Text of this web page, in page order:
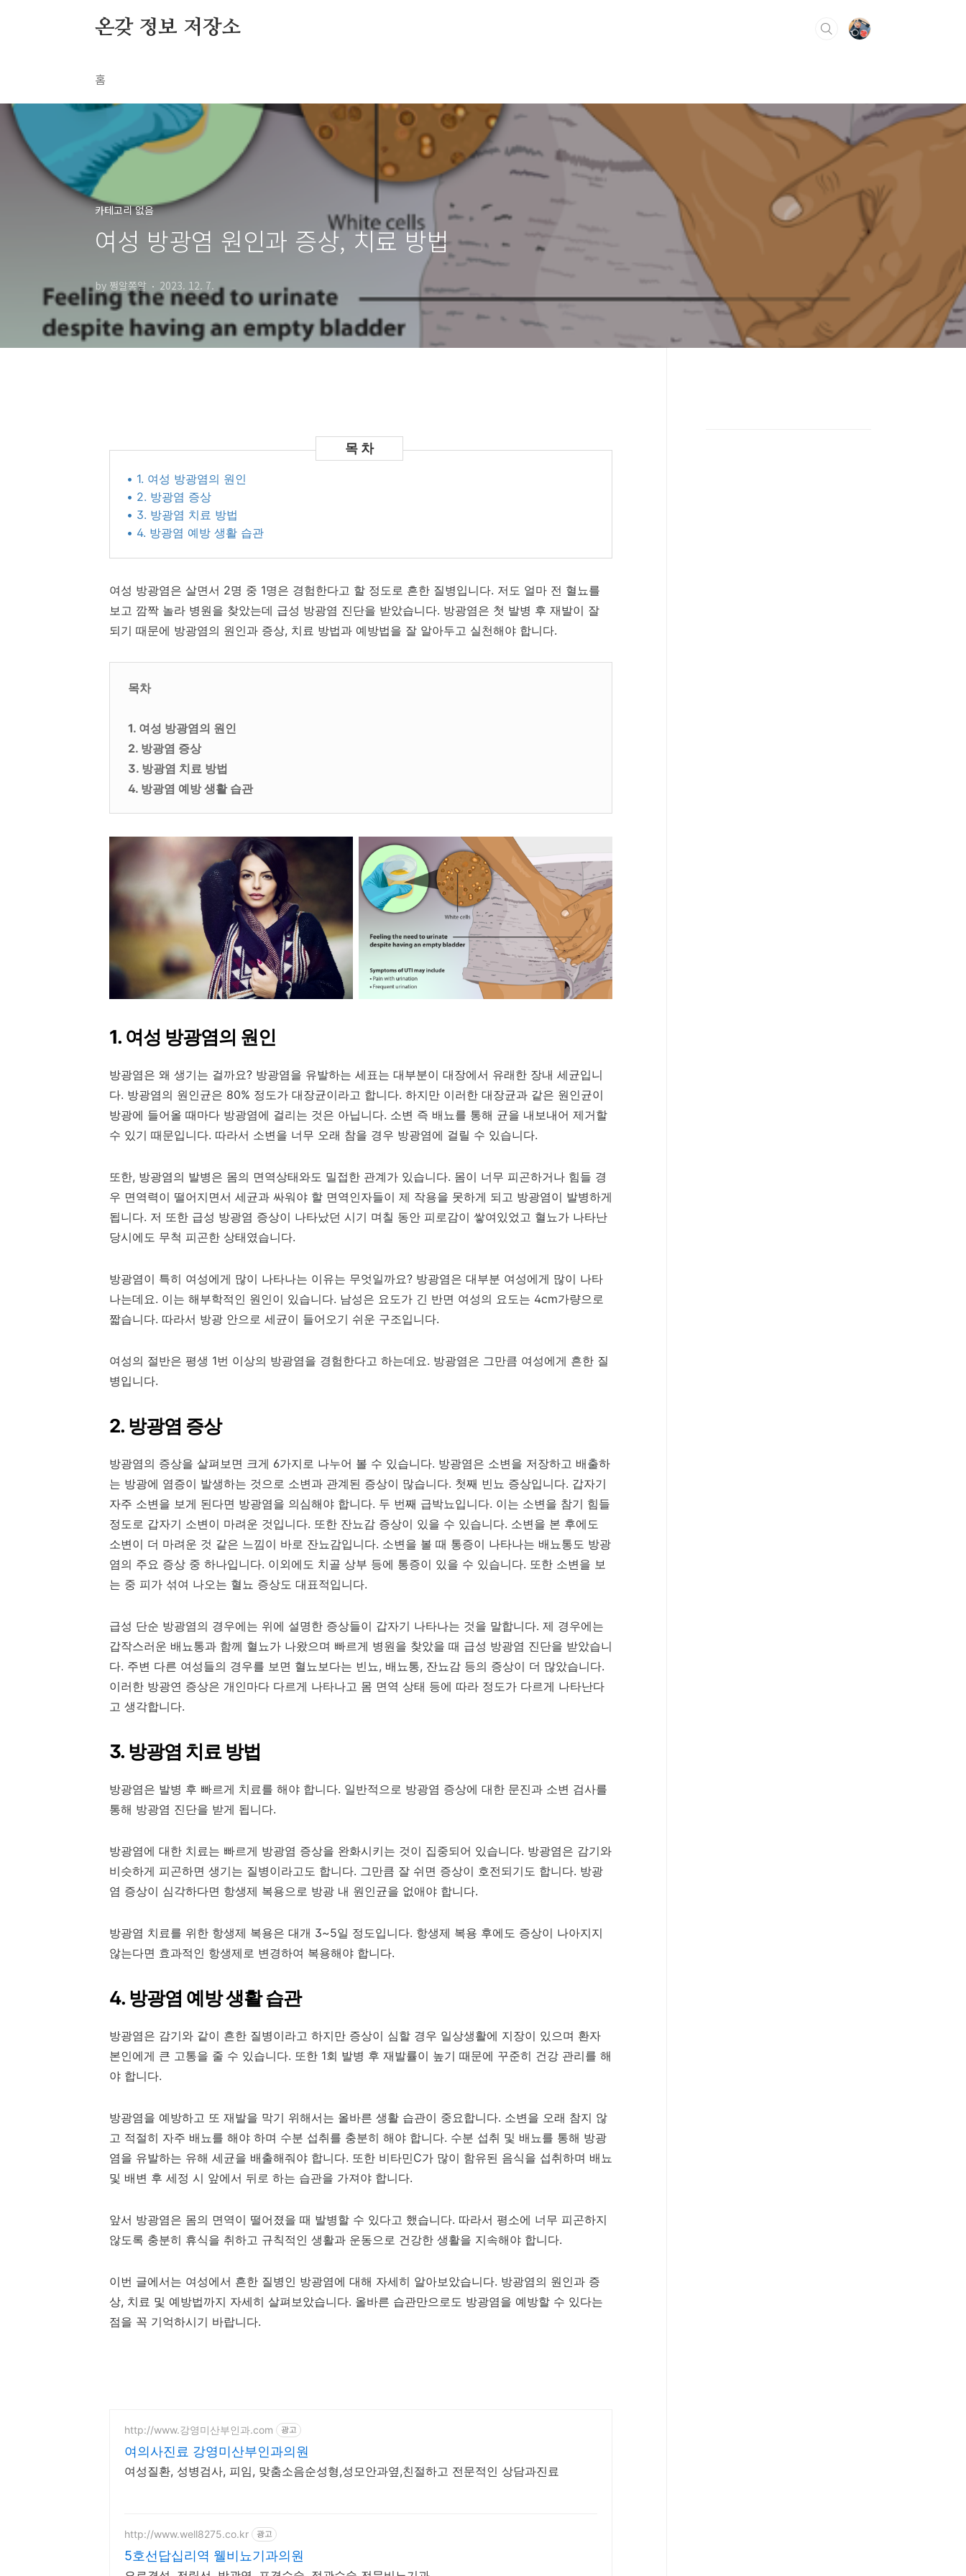
온갖 정보 저장소
홈
카테고리 없음
여성 방광염 원인과 증상, 치료 방법
by 쩡알쫑알 2023. 12. 7.
• 1. 여성 방광염의 원인
• 2. 방광염 증상
• 3. 방광염 치료 방법
• 4. 방광염 예방 생활 습관
여성 방광염은 살면서 2명 중 1명은 경험한다고 할 정도로 흔한 질병입니다. 저도 얼마 전 혈뇨를
보고 깜짝 놀라 병원을 찾았는데 급성 방광염 진단을 받았습니다. 방광염은 첫 발병 후 재발이 잘
되기 때문에 방광염의 원인과 증상, 치료 방법과 예방법을 잘 알아두고 실천해야 합니다.
목차
1. 여성 방광염의 원인
2. 방광염 증상
3. 방광염 치료 방법
4. 방광염 예방 생활 습관
1. 여성 방광염의 원인
방광염은 왜 생기는 걸까요? 방광염을 유발하는 세표는 대부분이 대장에서 유래한 장내 세균입니
다. 방광염의 원인균은 80% 정도가 대장균이라고 합니다. 하지만 이러한 대장균과 같은 원인균이
방광에 들어올 때마다 방광염에 걸리는 것은 아닙니다. 소변 즉 배뇨를 통해 균을 내보내어 제거할
수 있기 때문입니다. 따라서 소변을 너무 오래 참을 경우 방광염에 걸릴 수 있습니다.
또한, 방광염의 발병은 몸의 면역상태와도 밀접한 관계가 있습니다. 몸이 너무 피곤하거나 힘들 경
우 면역력이 떨어지면서 세균과 싸워야 할 면역인자들이 제 작용을 못하게 되고 방광염이 발병하게
됩니다. 저 또한 급성 방광염 증상이 나타났던 시기 며칠 동안 피로감이 쌓여있었고 혈뇨가 나타난
당시에도 무척 피곤한 상태였습니다.
방광염이 특히 여성에게 많이 나타나는 이유는 무엇일까요? 방광염은 대부분 여성에게 많이 나타
나는데요. 이는 해부학적인 원인이 있습니다. 남성은 요도가 긴 반면 여성의 요도는 4cm가량으로
짧습니다. 따라서 방광 안으로 세균이 들어오기 쉬운 구조입니다.
여성의 절반은 평생 1번 이상의 방광염을 경험한다고 하는데요. 방광염은 그만큼 여성에게 흔한 질
병입니다.
2. 방광염 증상
방광염의 증상을 살펴보면 크게 6가지로 나누어 볼 수 있습니다. 방광염은 소변을 저장하고 배출하
는 방광에 염증이 발생하는 것으로 소변과 관계된 증상이 많습니다. 첫째 빈뇨 증상입니다. 갑자기
자주 소변을 보게 된다면 방광염을 의심해야 합니다. 두 번째 급박뇨입니다. 이는 소변을 참기 힘들
정도로 갑자기 소변이 마려운 것입니다. 또한 잔뇨감 증상이 있을 수 있습니다. 소변을 본 후에도
소변이 더 마려운 것 같은 느낌이 바로 잔뇨감입니다. 소변을 볼 때 통증이 나타나는 배뇨통도 방광
염의 주요 증상 중 하나입니다. 이외에도 치골 상부 등에 통증이 있을 수 있습니다. 또한 소변을 보
는 중 피가 섞여 나오는 혈뇨 증상도 대표적입니다.
급성 단순 방광염의 경우에는 위에 설명한 증상들이 갑자기 나타나는 것을 말합니다. 제 경우에는
갑작스러운 배뇨통과 함께 혈뇨가 나왔으며 빠르게 병원을 찾았을 때 급성 방광염 진단을 받았습니
다. 주변 다른 여성들의 경우를 보면 혈뇨보다는 빈뇨, 배뇨통, 잔뇨감 등의 증상이 더 많았습니다.
이러한 방광연 증상은 개인마다 다르게 나타나고 몸 면역 상태 등에 따라 정도가 다르게 나타난다
고 생각합니다.
3. 방광염 치료 방법
방광염은 발병 후 빠르게 치료를 해야 합니다. 일반적으로 방광염 증상에 대한 문진과 소변 검사를
통해 방광염 진단을 받게 됩니다.
방광염에 대한 치료는 빠르게 방광염 증상을 완화시키는 것이 집중되어 있습니다. 방광염은 감기와
비슷하게 피곤하면 생기는 질병이라고도 합니다. 그만큼 잘 쉬면 증상이 호전되기도 합니다. 방광
염 증상이 심각하다면 항생제 복용으로 방광 내 원인균을 없애야 합니다.
방광염 치료를 위한 항생제 복용은 대개 3~5일 정도입니다. 항생제 복용 후에도 증상이 나아지지
않는다면 효과적인 항생제로 변경하여 복용해야 합니다.
4. 방광염 예방 생활 습관
방광염은 감기와 같이 흔한 질병이라고 하지만 증상이 심할 경우 일상생활에 지장이 있으며 환자
본인에게 큰 고통을 줄 수 있습니다. 또한 1회 발병 후 재발률이 높기 때문에 꾸준히 건강 관리를 해
야 합니다.
방광염을 예방하고 또 재발을 막기 위해서는 올바른 생활 습관이 중요합니다. 소변을 오래 참지 않
고 적절히 자주 배뇨를 해야 하며 수분 섭취를 충분히 해야 합니다. 수분 섭취 및 배뇨를 통해 방광
염을 유발하는 유해 세균을 배출해줘야 합니다. 또한 비타민C가 많이 함유된 음식을 섭취하며 배뇨
및 배변 후 세정 시 앞에서 뒤로 하는 습관을 가져야 합니다.
앞서 방광염은 몸의 면역이 떨어졌을 때 발병할 수 있다고 했습니다. 따라서 평소에 너무 피곤하지
않도록 충분히 휴식을 취하고 규칙적인 생활과 운동으로 건강한 생활을 지속해야 합니다.
이번 글에서는 여성에서 흔한 질병인 방광염에 대해 자세히 알아보았습니다. 방광염의 원인과 증
상, 치료 및 예방법까지 자세히 살펴보았습니다. 올바른 습관만으로도 방광염을 예방할 수 있다는
점을 꼭 기억하시기 바랍니다.
http://www.강영미산부인과.com 광고
여의사진료 강영미산부인과의원
여성질환, 성병검사, 피임, 맞춤소음순성형,성모안과옆,친절하고 전문적인 상담과진료
http://www.well8275.co.kr 광고
5호선답십리역 웰비뇨기과의원